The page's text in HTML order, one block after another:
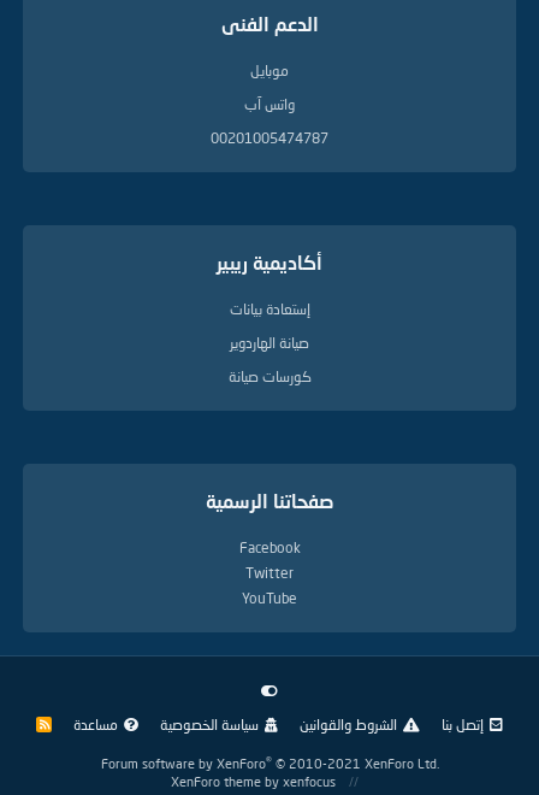
الدعم الفنى
موبايل
واتس آب
00201005474787
أكاديمية ريبير
إستعادة بيانات
صيانة الهاردوير
كورسات صيانة
صفحاتنا الرسمية
Facebook
Twitter
YouTube
إتصل بنا الشروط والقوانين سياسة الخصوصية مساعدة
R
Forum software by XenForo® © 2010-2021 XenForo Ltd.
XenForo theme by xenfocus